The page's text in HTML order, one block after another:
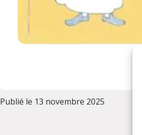
Publié le 13 novembre 2025